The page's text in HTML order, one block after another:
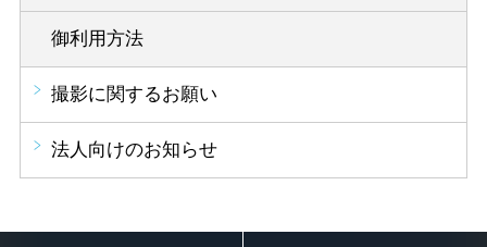
御利用方法
撮影に関するお願い
法人向けのお知らせ